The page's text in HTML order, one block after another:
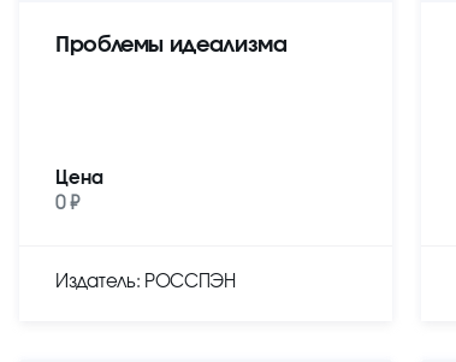
Проблемы идеализма
Цена
0 ₽
Издатель: РОССПЭН